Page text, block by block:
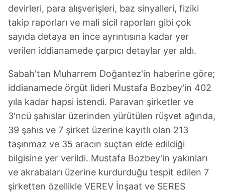
devirleri, para alışverişleri, baz sinyalleri, fiziki
takip raporları ve mali sicil raporları gibi çok
sayıda detaya en ince ayrıntısına kadar yer
verilen iddianamede çarpıcı detaylar yer aldı.
Sabah'tan Muharrem Doğantez'in haberine göre;
iddianamede örgüt lideri Mustafa Bozbey'in 402
yıla kadar hapsi istendi. Paravan şirketler ve
3'ncü şahıslar üzerinden yürütülen rüşvet ağında,
39 şahıs ve 7 şirket üzerine kayıtlı olan 213
taşınmaz ve 35 aracın suçtan elde edildiği
bilgisine yer verildi. Mustafa Bozbey'in yakınları
ve akrabaları üzerine kurdurduğu tespit edilen 7
şirketten özellikle VEREV İnşaat ve SERES